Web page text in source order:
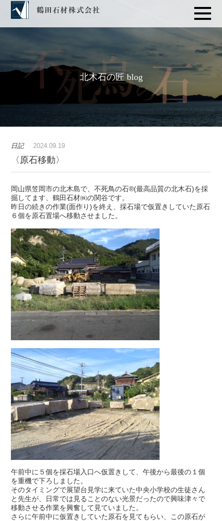
北木石の匠 blog
日記 2024.09.19
〈原石移動〉
岡山県笠岡市の北木島で、不死鳥の石®(最高品質の北木石)を採
掘してます、鶴田石材㈱の関谷です。
昨日の続きの作業(面作り)を終え、採石場で仮置きしていた原石
６個を原石置場へ移動させました。
午前中に５個を採石場入口へ仮置きして、午後から最後の１個
を重機で下ろしました。
そのタイミングで展望台見学に来ていた中央小学校の生徒さん
と先生が、日常では見ることのない光景だったので興味津々で
移動させる作業を興奮して見ていました。
さらに午前中に仮置きしていた原石を見てもらい、この原石が